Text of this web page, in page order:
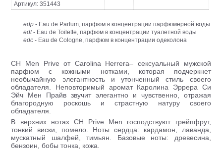
Артикул: 351443
edp - Eau de Parfum, парфюм в концентрации парфюмерной воды
edt- Eau de Toilette, парфюм в концентрации туалетной воды
edc - Eau de Cologne, парфюм в концентрации одеколона
CH Men Prive от Carolina Herrera– сексуальный мужской
парфюм с кожными нотками, которая подчеркнет
необычайную элегантность и утонченный стиль своего
обладателя. Неповторимый аромат Каролина Эррера Си
Эйч Мен Прайв звучит элегантно и чувственно, отражая
благородную роскошь и страстную натуру своего
обладателя.
В верхних нотах CH Prive Men господствуют грейпфрут,
тонкий виски, помело. Ноты сердца: кардамон, лаванда,
мускатный шалфей, тимьян. Базовые ноты: древесина,
бензоин, бобы тонка, кожа.